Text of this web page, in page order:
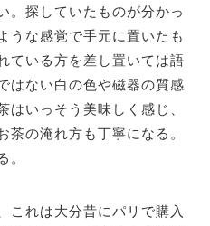
。探していたものが分かっ
うな感覚で手元に置いたも
ている方を差し置いては語
はない白の色や磁器の質感
はいっそう美味しく感じ、
茶の淹れ方も丁寧になる。
。
これは大分昔にパリで購入